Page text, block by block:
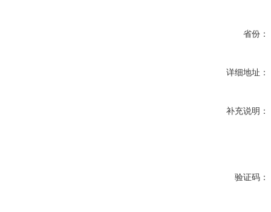
省份：
详细地址：
补充说明：
验证码：